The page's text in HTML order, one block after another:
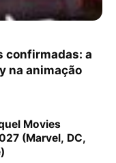
confirmadas: a
na animação
Movies
(Marvel, DC,